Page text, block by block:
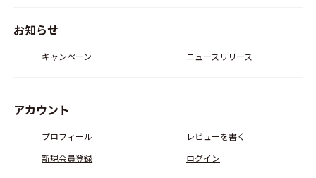
お知らせ
キャンペーン ニュースリリース
アカウント
プロフィール
レビューを書く
新規会員登録
ログイン